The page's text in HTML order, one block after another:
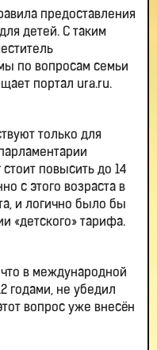
детей. С таким
по вопросам семьи
портал ura.ru.
только для
повысить до 14
с этого возраста в
и логично было бы
«детского» тарифа.
в международной
годами, не убедил
вопрос уже внесён